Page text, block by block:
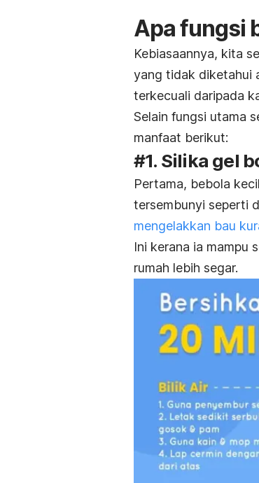
Apa fungsi
Kebiasaannya, kita
yang tidak diketahui
terkecuali daripada
Selain fungsi utama
manfaat berikut:
#1. Silika gel
Pertama, bebola
tersembunyi seperti
mengelakkan bau
Ini kerana ia mampu
rumah lebih segar.